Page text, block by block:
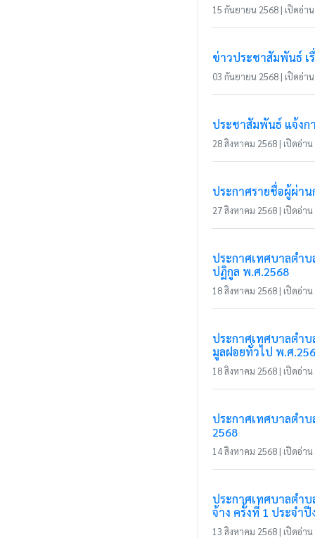
15 กันยายน 2568 | เปิดอ่า
ข่าวประชาสัมพันธ์ เ
03 กันยายน 2568 | เปิดอ่า
ประชาสัมพันธ์ แจ้งก
28 สิงหาคม 2568 | เปิดอ่าน
ประกาศรายชื่อผู้ผ่า
27 สิงหาคม 2568 | เปิดอ่าน
ประกาศเทศบาลตำ
ปฏิกูล พ.ศ.2568
18 สิงหาคม 2568 | เปิดอ่าน
ประกาศเทศบาลตำ
มูลฝอยทั่วไป พ.ศ
18 สิงหาคม 2568 | เปิดอ่าน
ประกาศเทศบาลตำ
2568
14 สิงหาคม 2568 | เปิดอ่าน
ประกาศเทศบาลตำ
จ้าง ครั้งที่ 1 ประจำ
13 สิงหาคม 2568 | เปิดอ่าน